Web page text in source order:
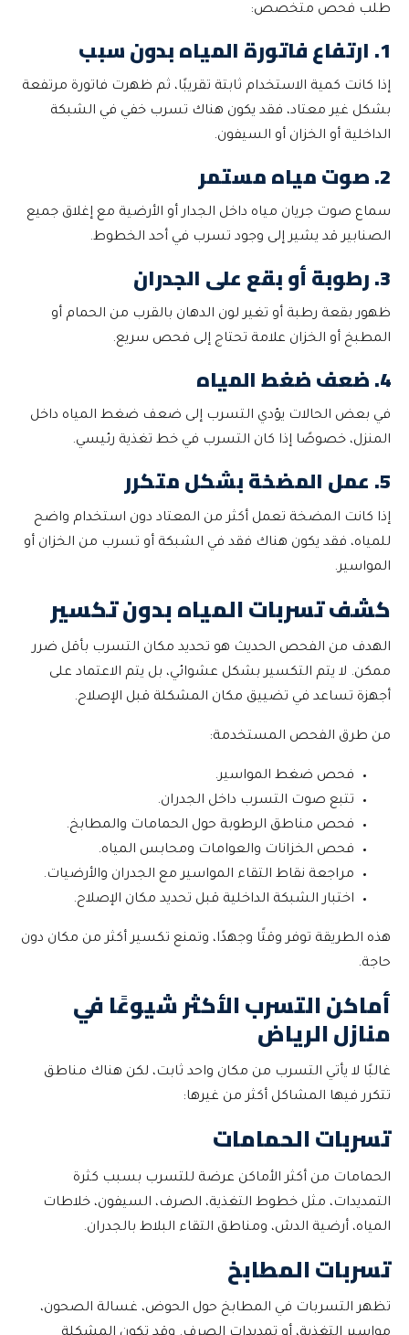
طلب فحص متخصص:
1. ارتفاع فاتورة المياه بدون سبب
إذا كانت كمية الاستخدام ثابتة تقريبًا، ثم ظهرت فاتورة مرتفعة
بشكل غير معتاد، فقد يكون هناك تسرب خفي في الشبكة
الداخلية أو الخزان أو السيفون.
2. صوت مياه مستمر
سماع صوت جريان مياه داخل الجدار أو الأرضية مع إغلاق جميع
الصنابير قد يشير إلى وجود تسرب في أحد الخطوط.
3. رطوبة أو بقع على الجدران
ظهور بقعة رطبة أو تغير لون الدهان بالقرب من الحمام أو
المطبخ أو الخزان علامة تحتاج إلى فحص سريع.
4. ضعف ضغط المياه
في بعض الحالات يؤدي التسرب إلى ضعف ضغط المياه داخل
المنزل، خصوصًا إذا كان التسرب في خط تغذية رئيسي.
5. عمل المضخة بشكل متكرر
إذا كانت المضخة تعمل أكثر من المعتاد دون استخدام واضح
للمياه، فقد يكون هناك فقد في الشبكة أو تسرب من الخزان أو
المواسير.
كشف تسربات المياه بدون تكسير
الهدف من الفحص الحديث هو تحديد مكان التسرب بأقل ضرر
ممكن. لا يتم التكسير بشكل عشوائي، بل يتم الاعتماد على
أجهزة تساعد في تضييق مكان المشكلة قبل الإصلاح.
من طرق الفحص المستخدمة:
فحص ضغط المواسير.
تتبع صوت التسرب داخل الجدران.
فحص مناطق الرطوبة حول الحمامات والمطابخ.
فحص الخزانات والعوامات ومحابس المياه.
مراجعة نقاط التقاء المواسير مع الجدران والأرضيات.
اختبار الشبكة الداخلية قبل تحديد مكان الإصلاح.
هذه الطريقة توفر وقتًا وجهدًا، وتمنع تكسير أكثر من مكان دون
حاجة.
أماكن التسرب الأكثر شيوعًا في
منازل الرياض
غالبًا لا يأتي التسرب من مكان واحد ثابت، لكن هناك مناطق
تتكرر فيها المشاكل أكثر من غيرها:
تسربات الحمامات
الحمامات من أكثر الأماكن عرضة للتسرب بسبب كثرة
التمديدات، مثل خطوط التغذية، الصرف، السيفون، خلاطات
المياه، أرضية الدش، ومناطق التقاء البلاط بالجدران.
تسربات المطابخ
تظهر التسربات في المطابخ حول الحوض، غسالة الصحون،